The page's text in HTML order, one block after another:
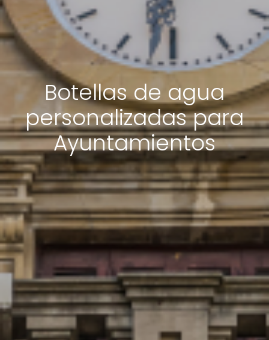
Botellas de agua
personalizadas para
Ayuntamientos